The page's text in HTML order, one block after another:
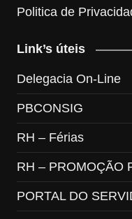
Politica de
Link’s úteis
Delegacia On-Line
PBCONSIG
RH – Férias
RH – PROMOÇÃO
PORTAL DO